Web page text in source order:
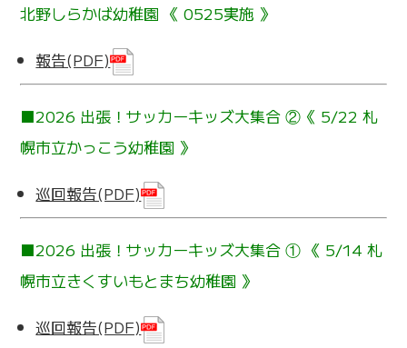
北野しらかば幼稚園 《 0525実施 》
報告(PDF)
■2026 出張！サッカーキッズ大集合 ②《 5/22 札
幌市立かっこう幼稚園 》
巡回報告(PDF)
■2026 出張！サッカーキッズ大集合 ① 《 5/14 札
幌市立きくすいもとまち幼稚園 》
巡回報告(PDF)